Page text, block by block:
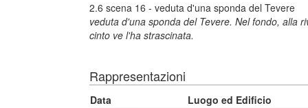
2.6 scena 16 - veduta d'una sponda del Tevere
veduta d'una sponda del Tevere. Nel fondo, alla
cinto ve l'ha strascinata.
Rappresentazioni
Data
Luogo ed Edificio